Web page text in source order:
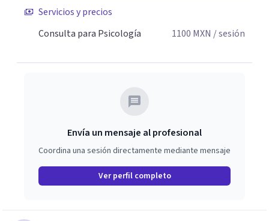
Servicios y precios
Consulta para Psicología
1100 MXN / sesión
Envía un mensaje al profesional
Coordina una sesión directamente mediante mensaje
Ver perfil completo